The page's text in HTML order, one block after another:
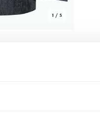
1 / 5